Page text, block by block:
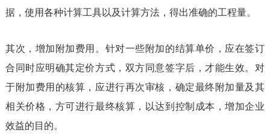
据，使用各种计算工具以及计算方法，得出准确的工程量。
其次，增加附加费用。针对一些附加的结算单价，应在签订
合同时应明确其定价方式，双方同意签字后，才能生效。对
于附加费用的核算，应进行再次审核，确定最终附加量及其
相关价格，方可进行最终核算，以达到控制成本，增加企业
效益的目的。